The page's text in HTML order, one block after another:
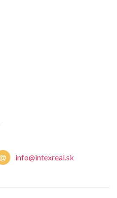
info@intexreal.sk